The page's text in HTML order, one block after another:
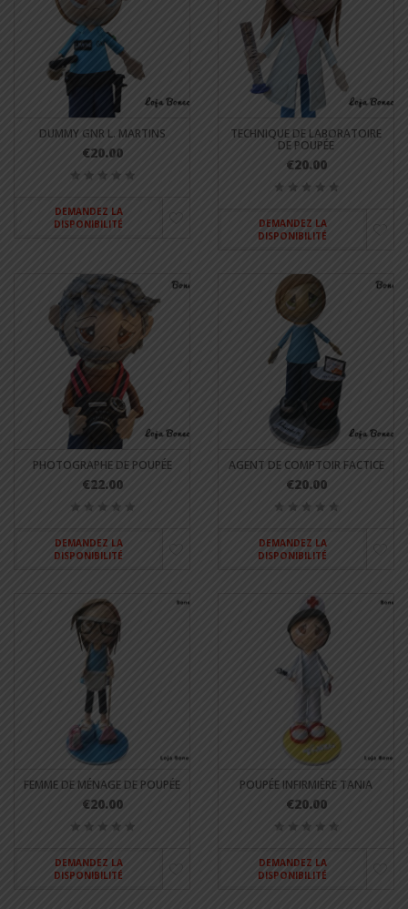
DUMMY GNR L. MARTINS
€20.00
DEMANDEZ LA
DISPONIBILITÉ
TECHNIQUE DE LABORATOIRE
DE POUPÉE
€20.00
DEMANDEZ LA
DISPONIBILITÉ
PHOTOGRAPHE DE POUPÉE
€22.00
DEMANDEZ LA
DISPONIBILITÉ
AGENT DE COMPTOIR FACTICE
€20.00
DEMANDEZ LA
DISPONIBILITÉ
FEMME DE MÉNAGE DE POUPÉE
€20.00
DEMANDEZ LA
DISPONIBILITÉ
POUPÉE INFIRMIÈRE TANIA
€20.00
DEMANDEZ LA
DISPONIBILITÉ